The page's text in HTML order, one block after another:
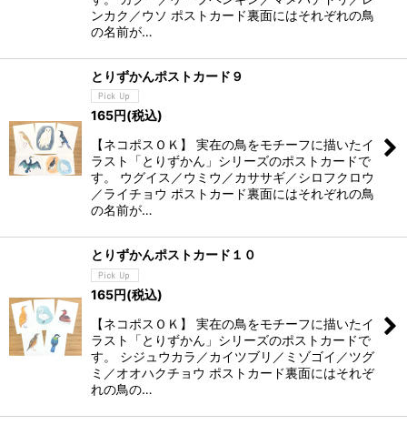
ンカク／ウソ ポストカード裏面にはそれぞれの鳥
の名前が…
とりずかんポストカード９
165円(税込)
【ネコポスＯＫ】 実在の鳥をモチーフに描いたイ
ラスト「とりずかん」シリーズのポストカードで
す。 ウグイス／ウミウ／カササギ／シロフクロウ
／ライチョウ ポストカード裏面にはそれぞれの鳥
の名前が…
とりずかんポストカード１０
165円(税込)
【ネコポスＯＫ】 実在の鳥をモチーフに描いたイ
ラスト「とりずかん」シリーズのポストカードで
す。 シジュウカラ／カイツブリ／ミゾゴイ／ツグ
ミ／オオハクチョウ ポストカード裏面にはそれぞ
れの鳥の…